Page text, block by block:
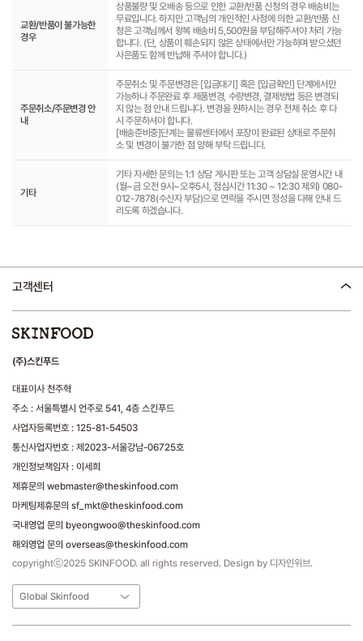
교환/반품이 불가능한
경우
상품불량 및 오배송 등으로 인한 교환/반품 신청의 경우 배송비는
무료입니다. 하지만 고객님의 개인적인 사정에 의한 교환/반품 신
청은 고객님께서 왕복 배송비 5,500원을 부담해주셔야 처리 가능
합니다. (단, 상품이 훼손되지 않은 상태에서만 가능하며 받으셨던
사은품도 함께 반납해 주셔야 합니다.)
주문취소/주문변경 안
내
주문취소 및 주문변경은 [입금대기] 혹은 [입금확인] 단계에서만
가능하나 주문완료 후 제품변경, 수량변경, 결제방법 등은 변경되
지 않는 점 안내 드립니다. 변경을 원하시는 경우 전체 취소 후 다
시 주문하셔야 합니다.
[배송준비중]단계는 물류센터에서 포장이 완료된 상태로 주문취
소 및 변경이 불가한 점 양해 부탁 드립니다.
기타
기타 자세한 문의는 1:1 상담 게시판 또는 고객 상담실 운영시간 내
(월~금 오전 9시~오후5시, 점심시간 11:30 ~ 12:30 제외) 080-
012-7878(수신자 부담)으로 연락을 주시면 정성을 다해 안내 드
리도록 하겠습니다.
고객센터
(주)스킨푸드
대표이사 천주혁
주소 : 서울특별시 언주로 541, 4층 스킨푸드
사업자등록번호 : 125-81-54503
통신사업자번호 : 제2023-서울강남-06725호
개인정보책임자 : 이세희
제휴문의 webmaster@theskinfood.com
마케팅제휴문의 sf_mkt@theskinfood.com
국내영업 문의 byeongwoo@theskinfood.com
해외영업 문의 overseas@theskinfood.com
copyrightⓒ2025 SKINFOOD. all rights reserved. Design by 디자인위브.
Global Skinfood